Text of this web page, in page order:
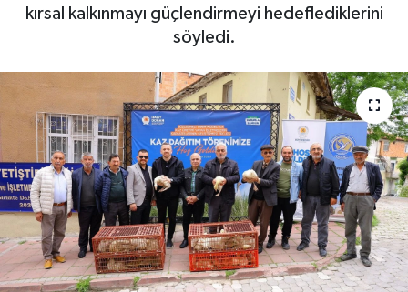
kırsal kalkınmayı güçlendirmeyi hedeflediklerini
söyledi.